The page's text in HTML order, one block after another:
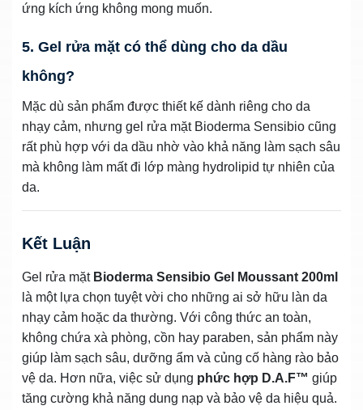
ứng kích ứng không mong muốn.
5. Gel rửa mặt có thể dùng cho da dầu
không?
Mặc dù sản phẩm được thiết kế dành riêng cho da
nhạy cảm, nhưng gel rửa mặt Bioderma Sensibio cũng
rất phù hợp với da dầu nhờ vào khả năng làm sạch sâu
mà không làm mất đi lớp màng hydrolipid tự nhiên của
da.
Kết Luận
Gel rửa mặt Bioderma Sensibio Gel Moussant 200ml
là một lựa chọn tuyệt vời cho những ai sở hữu làn da
nhạy cảm hoặc da thường. Với công thức an toàn,
không chứa xà phòng, cồn hay paraben, sản phẩm này
giúp làm sạch sâu, dưỡng ẩm và củng cố hàng rào bảo
vệ da. Hơn nữa, việc sử dụng phức hợp D.A.F™ giúp
tăng cường khả năng dung nạp và bảo vệ da hiệu quả.